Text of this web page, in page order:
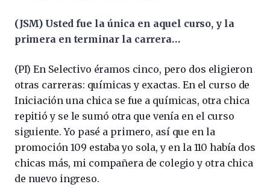
(JSM) Usted fue la única en aquel curso, y la
primera en terminar la carrera…
(PI) En Selectivo éramos cinco, pero dos eligieron
otras carreras: químicas y exactas. En el curso de
Iniciación una chica se fue a químicas, otra chica
repitió y se le sumó otra que venía en el curso
siguiente. Yo pasé a primero, así que en la
promoción 109 estaba yo sola, y en la 110 había dos
chicas más, mi compañera de colegio y otra chica
de nuevo ingreso.